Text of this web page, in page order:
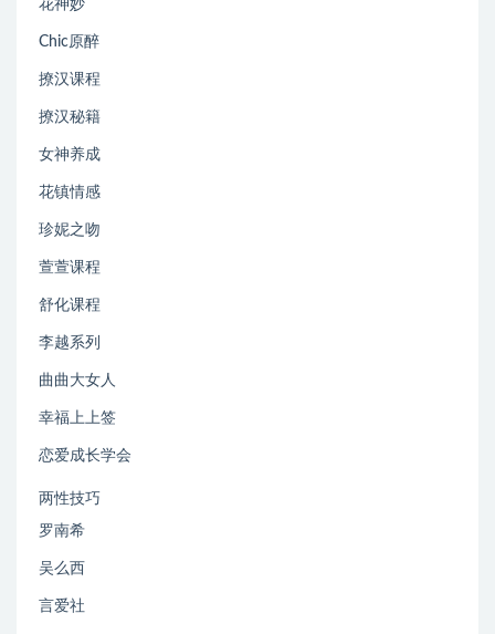
花神妙
Chic原醉
撩汉课程
撩汉秘籍
女神养成
花镇情感
珍妮之吻
萱萱课程
舒化课程
李越系列
曲曲大女人
幸福上上签
恋爱成长学会
两性技巧
罗南希
吴么西
言爱社